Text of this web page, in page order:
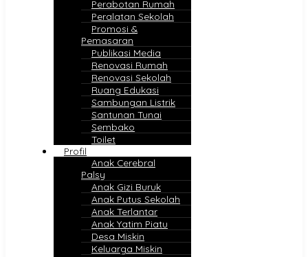
Perabotan Rumah
Peralatan Sekolah
Promosi &
Pemasaran
Publikasi Media
Renovasi Rumah
Renovasi Sekolah
Ruang Edukasi
Sambungan Listrik
Santunan Tunai
Sembako
Toilet
Profil
Anak Cerebral
Palsy
Anak Gizi Buruk
Anak Putus Sekolah
Anak Terlantar
Anak Yatim Piatu
Desa Miskin
Keluarga Miskin